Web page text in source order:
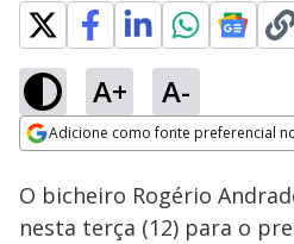
A+ A-
Adicione como fonte preferencial
Ativar
100.00%
O bicheiro Rogério
nesta terça (12) para o